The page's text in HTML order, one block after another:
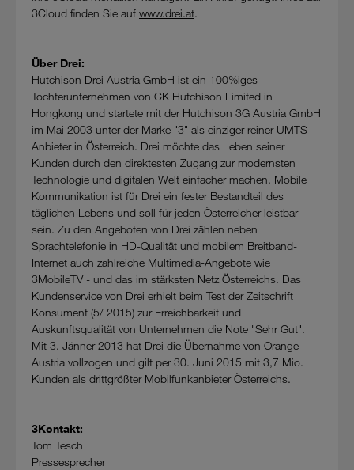
3Cloud finden Sie auf www.drei.at.
Über Drei:
Hutchison Drei Austria GmbH ist ein 100%iges
Tochterunternehmen von CK Hutchison Limited in
Hongkong und startete mit der Hutchison 3G Austria GmbH
im Mai 2003 unter der Marke "3" als einziger reiner UMTS-
Anbieter in Österreich. Drei möchte das Leben seiner
Kunden durch den direktesten Zugang zur modernsten
Technologie und digitalen Welt einfacher machen. Mobile
Kommunikation ist für Drei ein fester Bestandteil des
täglichen Lebens und soll für jeden Österreicher leistbar
sein. Zu den Angeboten von Drei zählen neben
Sprachtelefonie in HD-Qualität und mobilem Breitband-
Internet auch zahlreiche Multimedia-Angebote wie
3MobileTV - und das im stärksten Netz Österreichs. Das
Kundenservice von Drei erhielt beim Test der Zeitschrift
Konsument (5/ 2015) zur Erreichbarkeit und
Auskunftsqualität von Unternehmen die Note "Sehr Gut".
Mit 3. Jänner 2013 hat Drei die Übernahme von Orange
Austria vollzogen und gilt per 30. Juni 2015 mit 3,7 Mio.
Kunden als drittgrößter Mobilfunkanbieter Österreichs.
3Kontakt:
Tom Tesch
Pressesprecher